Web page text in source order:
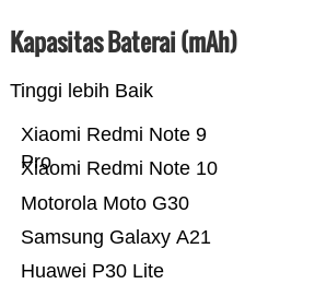
Kapasitas Baterai (mAh)
Tinggi lebih Baik
Huawei P30 Lite
Samsung Galaxy A21
Motorola Moto G30
Xiaomi Redmi Note 10
Xiaomi Redmi Note 9
Pro